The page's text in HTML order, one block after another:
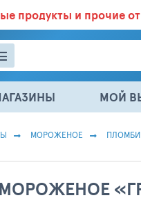
В МАГАЗИНАХ.БОЛЬШЕ
продукты и прочие
МОЙ
МОРОЖЕНОЕ
МОРОЖЕНОЕ